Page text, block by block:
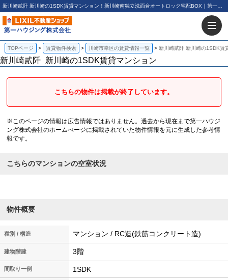
TOPページ 賃貸物件検索 川崎市幸区の賃貸情報一覧 新川崎貳阡 新川崎の1SDK賃
新川崎貳阡 新川崎の1SDK賃貸マンション
こちらの物件は掲載が終了しています。
※このページの情報は広告情報ではありません。過去から現在まで第一ハウジ
ング株式会社のホームぺージに掲載されていた物件情報を元に生成した参考情
報です。
こちらのマンションの空室状況
物件概要
種別 / 構造 マンション / RC造(鉄筋コンクリート造)
建物階建 3階
間取り一例 1SDK